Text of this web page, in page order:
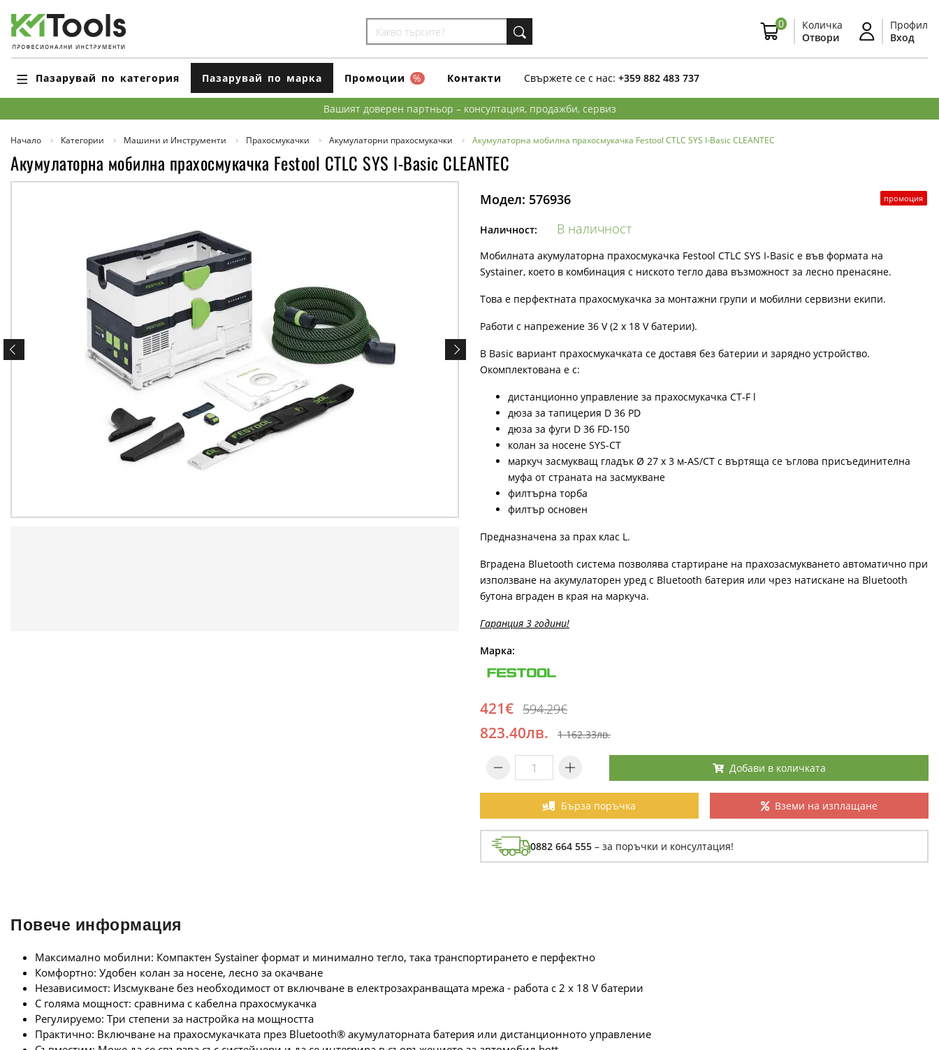
0
Количка
Отвори
Профил
Вход
Пазарувай по категория Пазарувай по марка Промоции % Контакти Свържете се с нас: +359 882 483 737
Вашият доверен партньор – консултация, продажби, сервиз
Начало Категории Машини и Инструменти Прахосмукачки Акумулаторни прахосмукачки Акумулаторна мобилна прахосмукачка Festool CTLC SYS I-Basic CLEANTEC
Акумулаторна мобилна прахосмукачка Festool CTLC SYS I-Basic CLEANTEC
промоция
Модел: 576936
Наличност: В наличност
Мобилната акумулаторна прахосмукачка Festool CTLC SYS I-Basic е във формата на
Systainer, което в комбинация с ниското тегло дава възможност за лесно пренасяне.
Това е перфектната прахосмукачка за монтажни групи и мобилни сервизни екипи.
Работи с напрежение 36 V (2 x 18 V батерии).
В Basic вариант прахосмукачката се доставя без батерии и зарядно устройство.
Окомплектована е с:
дистанционно управление за прахосмукачка CT-F l
дюза за тапицерия D 36 PD
дюза за фуги D 36 FD-150
колан за носене SYS-CT
маркуч засмукващ гладък Ø 27 x 3 м-AS/CT с въртяща се ъглова присъединителна
муфа от страната на засмукване
филтърна торба
филтър основен
Предназначена за прах клас L.
Вградена Bluetooth система позволява стартиране на прахозасмукването автоматично при
използване на акумулаторен уред с Bluetooth батерия или чрез натискане на Bluetooth
бутона вграден в края на маркуча.
Гаранция 3 години!
Марка:
421€ 594.29€
823.40лв. 1 162.33лв.
Добави в количката
Бърза поръчка Вземи на изплащане
0882 664 555 – за поръчки и консултация!
Повече информация
Максимално мобилни: Компактен Systainer формат и минимално тегло, така транспортирането е перфектно
Комфортно: Удобен колан за носене, лесно за окачване
Независимост: Изсмукване без необходимост от включване в електрозахранващата мрежа - работа с 2 x 18 V батерии
С голяма мощност: сравнима с кабелна прахосмукачка
Регулируемо: Три степени за настройка на мощността
Практично: Включване на прахосмукачката през Bluetooth® акумулаторната батерия или дистанционното управление